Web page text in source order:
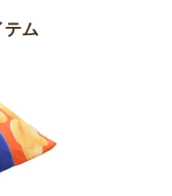
ートへ進む
テム